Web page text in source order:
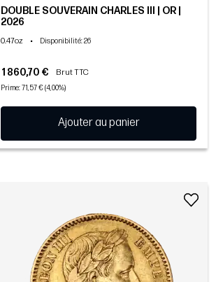
DOUBLE SOUVERAIN CHARLES III | OR |
2026
0.47oz • Disponibilité: 26
1 860,70 € Brut TTC
Prime: 71,57 € (4,00%)
Ajouter au panier